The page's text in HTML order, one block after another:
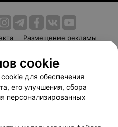
Размещение рекламы
Способы оплаты
Партнеры
103.by
cookie
для обеспечения
его улучшения, сбора
персонализированных